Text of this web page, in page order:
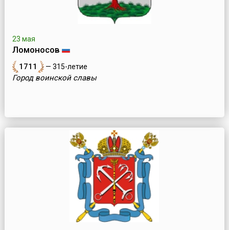
23 мая
Ломоносов
1711 — 315-летие
Город воинской славы